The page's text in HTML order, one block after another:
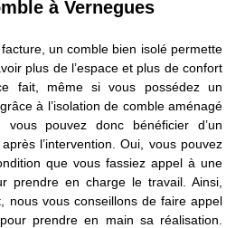
à Vernegues
un comble bien isolé permette
plus de l’espace et plus de confort
fait, même si vous possédez un
à l’isolation de comble aménagé
vous pouvez donc bénéficier d’un
l’intervention. Oui, vous pouvez
que vous fassiez appel à une
prendre en charge le travail. Ainsi,
nous vous conseillons de faire appel
prendre en main sa réalisation.